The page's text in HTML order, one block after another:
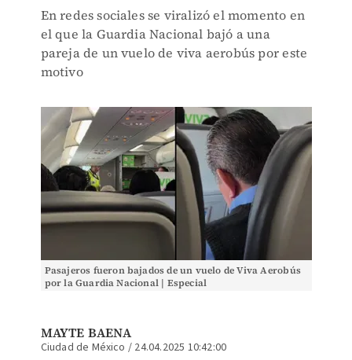
En redes sociales se viralizó el momento en
el que la Guardia Nacional bajó a una
pareja de un vuelo de viva aerobús por este
motivo
Pasajeros fueron bajados de un vuelo de Viva Aerobús
por la Guardia Nacional | Especial
MAYTE BAENA
Ciudad de México / 24.04.2025 10:42:00